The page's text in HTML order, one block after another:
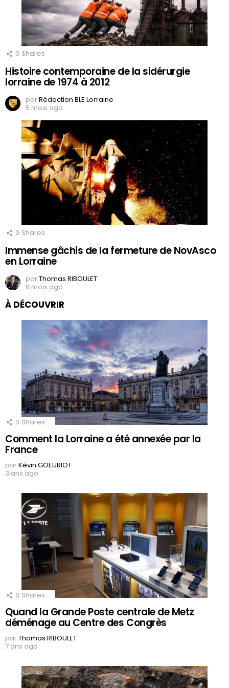
0 Shares
Histoire contemporaine de la sidérurgie
lorraine de 1974 à 2012
parRédaction BLE Lorraine
5 mois ago
0 Shares
Immense gâchis de la fermeture de NovAsco
en Lorraine
parThomas RIBOULET
8 mois ago
À DÉCOUVRIR
0 Shares
Comment la Lorraine a été annexée par la
France
parKévin GOEURIOT
3 ans ago
0 Shares
Quand la Grande Poste centrale de Metz
déménage au Centre des Congrès
parThomas RIBOULET
7 ans ago